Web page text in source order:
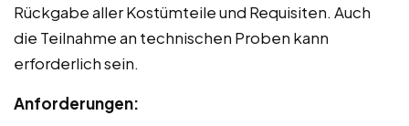
Rückgabe aller Kostümteile und Requisiten. Auch
die Teilnahme an technischen Proben kann
erforderlich sein.
Anforderungen: